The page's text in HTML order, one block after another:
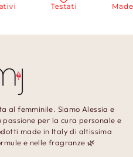
Testati Made
al femminile. Siamo Alessia e
per la cura personale e
made in Italy di altissima
e nelle fragranze 🌿